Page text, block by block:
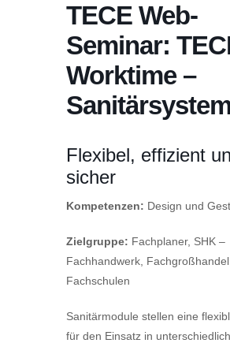
TECE Web-
Seminar:
Worktime –
Flexibel, effizient
sicher
Kompetenzen: Design und
Zielgruppe: Fachplaner, SHK –
Fachhandwerk, Fachgroßhandel,
Fachschulen
Sanitärmodule stellen eine
für den Einsatz in